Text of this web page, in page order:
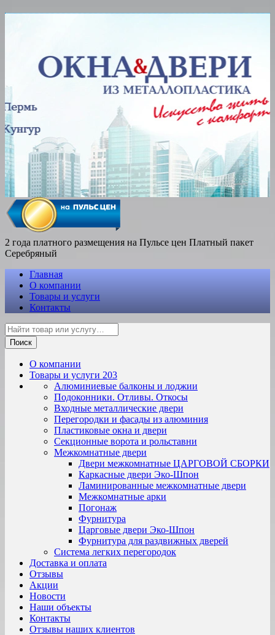
2 года платного размещения на Пульсе цен Платный пакет
Серебряный
Главная
О компании
Товары и услуги
Контакты
Поиск
О компании
Товары и услуги 203
Алюминиевые балконы и лоджии
Подоконники. Отливы. Откосы
Входные металлические двери
Перегородки и фасады из алюминия
Пластиковые окна и двери
Секционные ворота и рольставни
Межкомнатные двери
Двери межкомнатные ЦАРГОВОЙ СБОРКИ
Каркасные двери Эко-Шпон
Ламинированные межкомнатные двери
Межкомнатные арки
Погонаж
Фурнитура
Царговые двери Эко-Шпон
Фурнитура для раздвижных дверей
Система легких перегородок
Доставка и оплата
Отзывы
Акции
Новости
Наши объекты
Контакты
Отзывы наших клиентов